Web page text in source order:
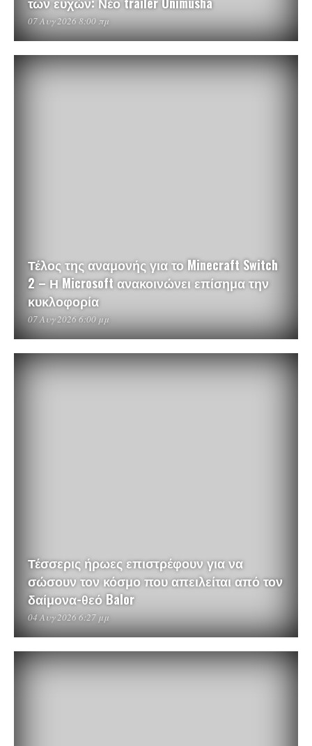
07 Αυγ 2026 8:00 πμ
Τέλος της αναμονής για το Minecraft Switch
2 – Η Microsoft ανακοινώνει επίσημα την
κυκλοφορία
07 Αυγ 2026 6:00 μμ
Τέσσερις ήρωες επιστρέφουν για να
σώσουν τον κόσμο που απειλείται από τον
δαίμονα-θεό Balor
04 Αυγ 2026 6:27 μμ